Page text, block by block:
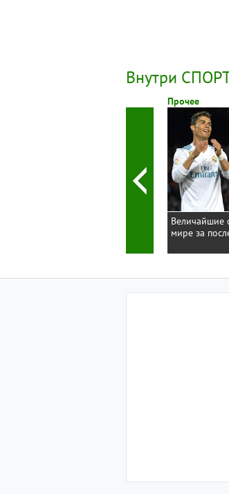
Внутри
Прочее
Величайшие
мире за